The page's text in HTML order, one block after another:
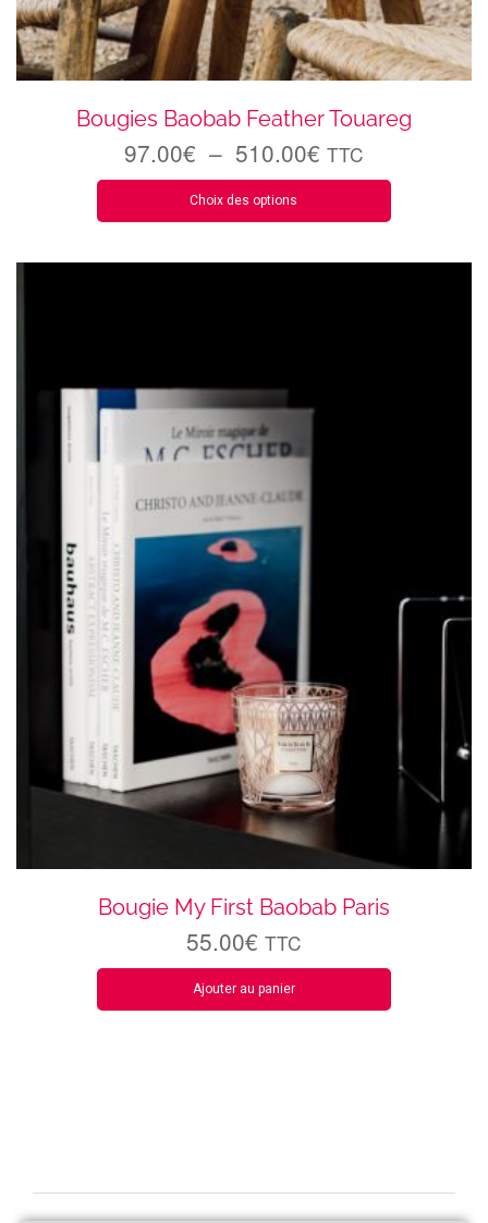
Bougies Baobab Feather Touareg
97.00€ – 510.00€ TTC
Choix des options
Bougie My First Baobab Paris
55.00€ TTC
Ajouter au panier